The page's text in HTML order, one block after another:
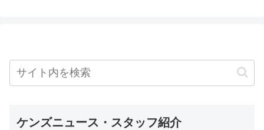
ケンズニュース・スタッフ紹介